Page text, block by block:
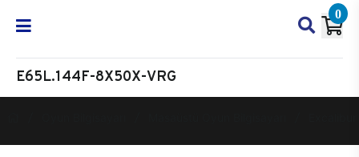
0
E65L.144F-8X50X-VRG